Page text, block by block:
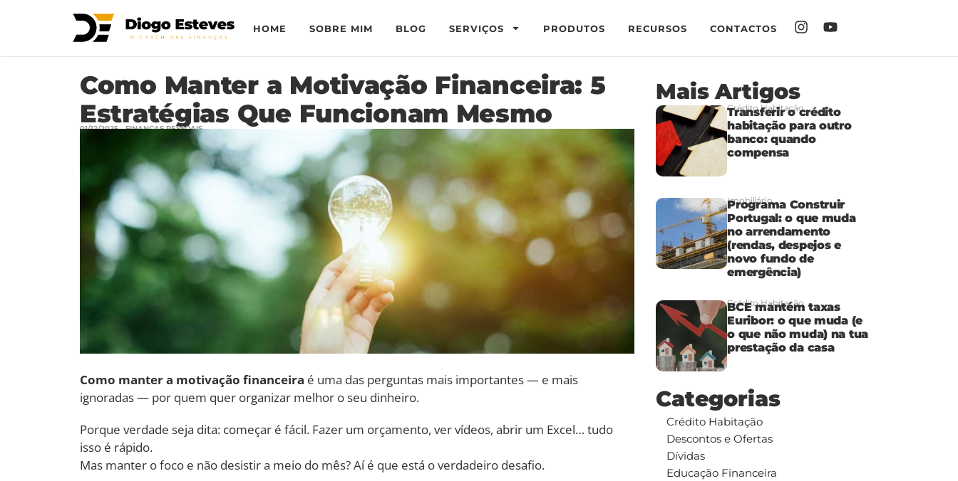
HOME SOBRE MIM BLOG SERVIÇOS PRODUTOS RECURSOS CONTACTOS
Como Manter a Motivação Financeira: 5
Estratégias Que Funcionam Mesmo
01/12/2025 FINANÇAS PESSOAIS
Como manter a motivação financeira é uma das perguntas mais importantes — e mais
ignoradas — por quem quer organizar melhor o seu dinheiro.
Porque verdade seja dita: começar é fácil. Fazer um orçamento, ver vídeos, abrir um Excel… tudo
isso é rápido.
Mas manter o foco e não desistir a meio do mês? Aí é que está o verdadeiro desafio.
Mais Artigos
Crédito Habitação
Transferir o crédito
habitação para outro
banco: quando
compensa
Imobiliário
Programa Construir
Portugal: o que muda
no arrendamento
(rendas, despejos e
novo fundo de
emergência)
Crédito Habitação
BCE mantém taxas
Euribor: o que muda (e
o que não muda) na tua
prestação da casa
Categorias
Crédito Habitação
Descontos e Ofertas
Dívidas
Educação Financeira